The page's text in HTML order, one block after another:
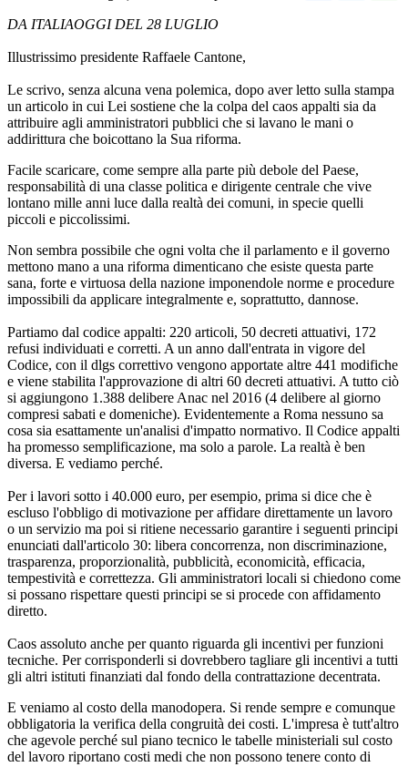
DA ITALIAOGGI DEL 28 LUGLIO
Illustrissimo presidente Raffaele Cantone,
Le scrivo, senza alcuna vena polemica, dopo aver letto sulla stampa
un articolo in cui Lei sostiene che la colpa del caos appalti sia da
attribuire agli amministratori pubblici che si lavano le mani o
addirittura che boicottano la Sua riforma.
Facile scaricare, come sempre alla parte più debole del Paese,
responsabilità di una classe politica e dirigente centrale che vive
lontano mille anni luce dalla realtà dei comuni, in specie quelli
piccoli e piccolissimi.
Non sembra possibile che ogni volta che il parlamento e il governo
mettono mano a una riforma dimenticano che esiste questa parte
sana, forte e virtuosa della nazione imponendole norme e procedure
impossibili da applicare integralmente e, soprattutto, dannose.
Partiamo dal codice appalti: 220 articoli, 50 decreti attuativi, 172
refusi individuati e corretti. A un anno dall'entrata in vigore del
Codice, con il dlgs correttivo vengono apportate altre 441 modifiche
e viene stabilita l'approvazione di altri 60 decreti attuativi. A tutto ciò
si aggiungono 1.388 delibere Anac nel 2016 (4 delibere al giorno
compresi sabati e domeniche). Evidentemente a Roma nessuno sa
cosa sia esattamente un'analisi d'impatto normativo. Il Codice appalti
ha promesso semplificazione, ma solo a parole. La realtà è ben
diversa. E vediamo perché.
Per i lavori sotto i 40.000 euro, per esempio, prima si dice che è
escluso l'obbligo di motivazione per affidare direttamente un lavoro
o un servizio ma poi si ritiene necessario garantire i seguenti principi
enunciati dall'articolo 30: libera concorrenza, non discriminazione,
trasparenza, proporzionalità, pubblicità, economicità, efficacia,
tempestività e correttezza. Gli amministratori locali si chiedono come
si possano rispettare questi principi se si procede con affidamento
diretto.
Caos assoluto anche per quanto riguarda gli incentivi per funzioni
tecniche. Per corrisponderli si dovrebbero tagliare gli incentivi a tutti
gli altri istituti finanziati dal fondo della contrattazione decentrata.
E veniamo al costo della manodopera. Si rende sempre e comunque
obbligatoria la verifica della congruità dei costi. L'impresa è tutt'altro
che agevole perché sul piano tecnico le tabelle ministeriali sul costo
del lavoro riportano costi medi che non possono tenere conto di